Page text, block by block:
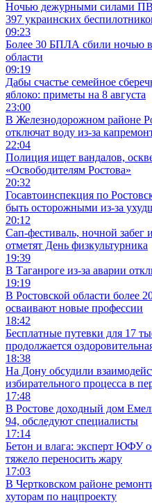
Ночью дежурными силами
397 украинских
09:23
Более 30 БПЛА сбили ночью в
области
09:19
Дабы счастье семейное
яблоко: приметы на 8 августа
23:00
В Железнодорожном районе
отключат воду из-за
22:04
Полиция ищет вандалов,
«Освободителям Ростова»
20:32
Госавтоинспекция по
быть осторожными из-за
20:12
Сап-фестиваль, ночной забег
отметят День физкультурника
19:39
В Таганроге из-за аварии
19:19
В Ростовской области более
осваивают новые профессии
18:42
Бесплатные путевки для 17
продолжается
18:38
На Дону обсудили
избирательного процесса в
17:48
В Ростове доходный дом
94, обследуют специалисты
17:14
Бетон и влага: эксперт ЮФУ
тяжело переносить жару
17:03
В Чертковском районе
хуторам по нацпроекту